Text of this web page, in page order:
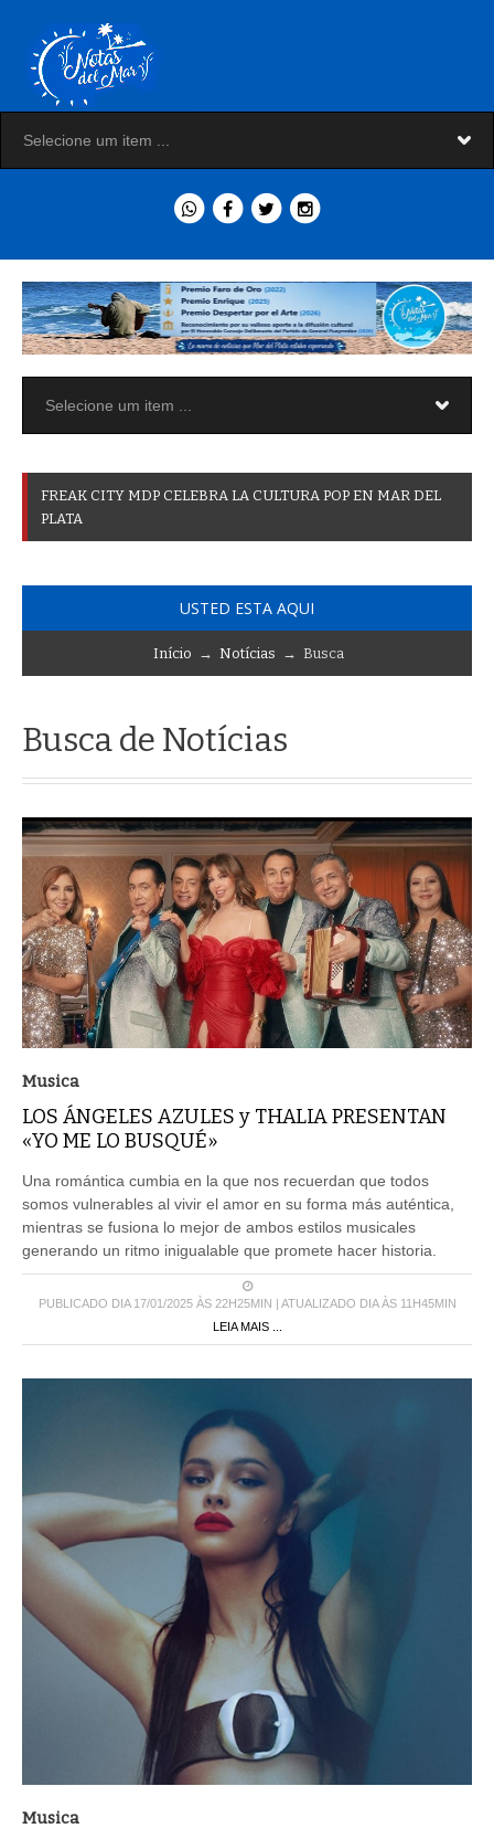
FREAK CITY MDP CELEBRA LA CULTURA POP EN MAR DEL
PLATA
USTED ESTA AQUI
Início → Notícias → Busca
Busca de Notícias
Musica
LOS ÁNGELES AZULES y THALIA PRESENTAN
«YO ME LO BUSQUÉ»
Una romántica cumbia en la que nos recuerdan que todos
somos vulnerables al vivir el amor en su forma más auténtica,
mientras se fusiona lo mejor de ambos estilos musicales
generando un ritmo inigualable que promete hacer historia.
PUBLICADO DIA 17/01/2025 ÀS 22H25MIN | ATUALIZADO DIA ÀS 11H45MIN
LEIA MAIS ...
Musica